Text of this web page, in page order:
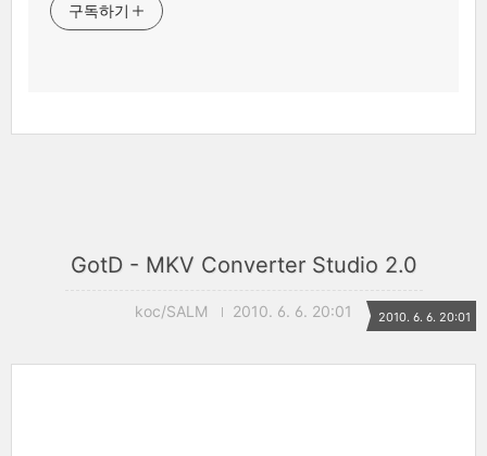
구독하기
GotD - MKV Converter Studio 2.0
koc/SALM 2010. 6. 6. 20:01 2010. 6. 6. 20:01